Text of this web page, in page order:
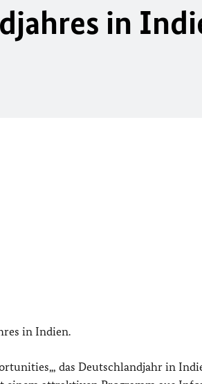
in
in Indien.
das Deutschlandjahr in